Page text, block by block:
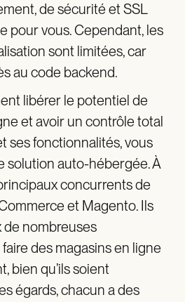
de sécurité et SSL
pour vous. Cependant, les
sont limitées, car
au code backend.
libérer le potentiel de
et avoir un contrôle total
ses fonctionnalités, vous
solution auto-hébergée. À
concurrents de
et Magento. Ils
de nombreuses
des magasins en ligne
bien qu’ils soient
égards, chacun a des